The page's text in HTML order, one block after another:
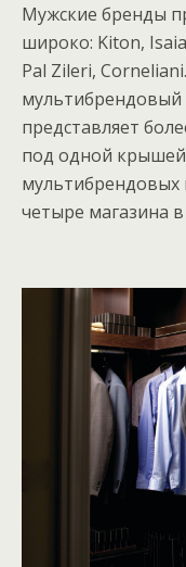
Мужские бренды
широко: Kiton,
Pal Zileri,
мультибрендовый
представляет
под одной
мультибрендовых
четыре магазина